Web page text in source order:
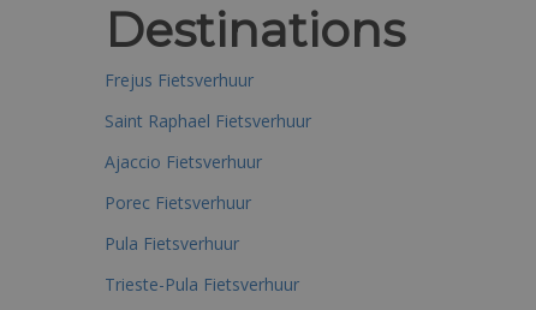
Destinations
Frejus Fietsverhuur
Saint Raphael Fietsverhuur
Ajaccio Fietsverhuur
Porec Fietsverhuur
Pula Fietsverhuur
Trieste-Pula Fietsverhuur